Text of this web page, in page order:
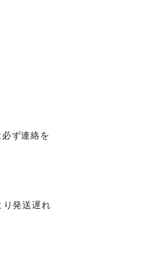
ず連絡を
り発送遅れ